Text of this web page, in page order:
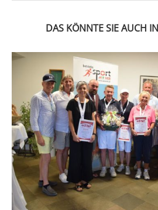
DAS KÖNNTE SIE AUCH